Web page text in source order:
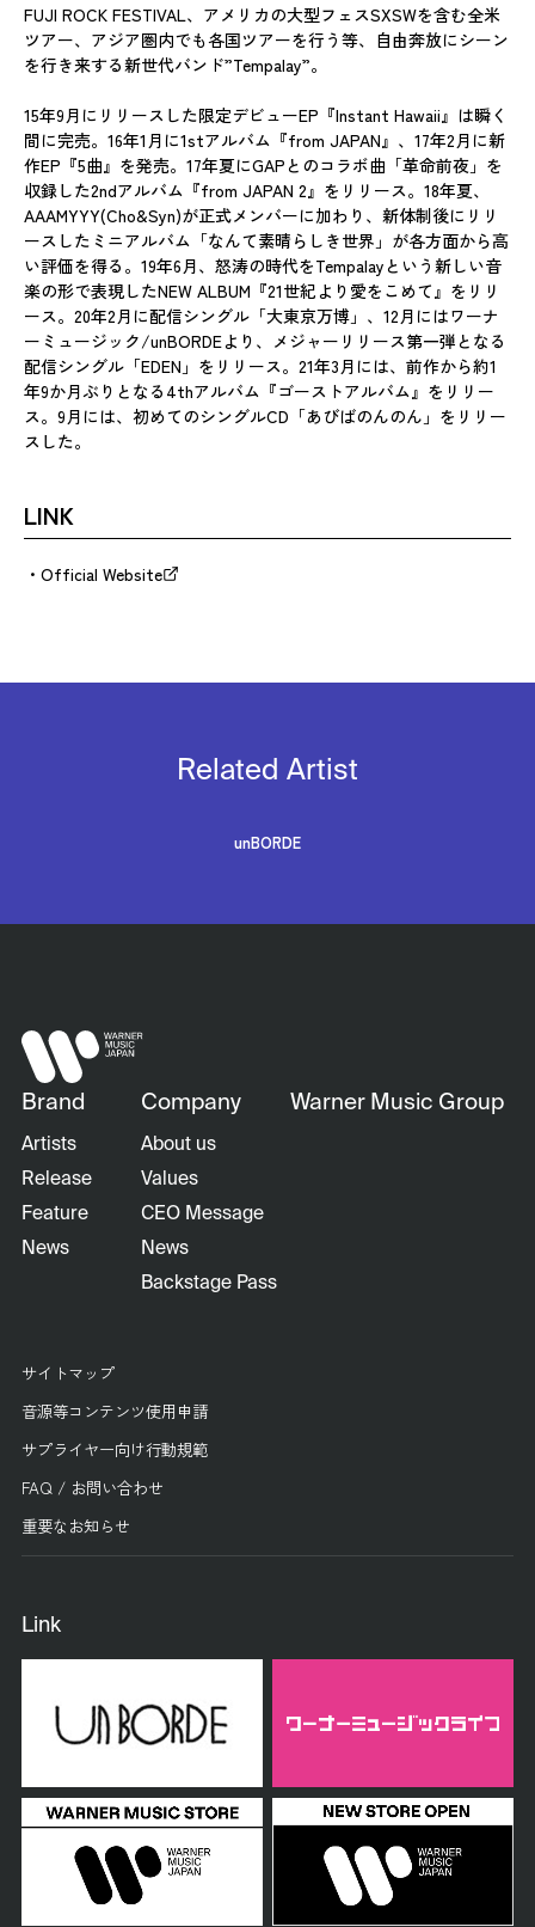
FUJI ROCK FESTIVAL、アメリカの大型フェスSXSWを含む全米
ツアー、アジア圏内でも各国ツアーを行う等、自由奔放にシーン
を行き来する新世代バンド”Tempalay”。
15年9月にリリースした限定デビューEP『Instant Hawaii』は瞬く
間に完売。16年1月に1stアルバム『from JAPAN』、17年2月に新
作EP『5曲』を発売。17年夏にGAPとのコラボ曲「革命前夜」を
収録した2ndアルバム『from JAPAN 2』をリリース。18年夏、
AAAMYYY(Cho&Syn)が正式メンバーに加わり、新体制後にリリ
ースしたミニアルバム「なんて素晴らしき世界」が各方面から高
い評価を得る。19年6月、怒涛の時代をTempalayという新しい音
楽の形で表現したNEW ALBUM『21世紀より愛をこめて』をリリ
ース。20年2月に配信シングル「大東京万博」、12月にはワーナ
ーミュージック/unBORDEより、メジャーリリース第一弾となる
配信シングル「EDEN」をリリース。21年3月には、前作から約1
年9か月ぶりとなる4thアルバム『ゴーストアルバム』をリリー
ス。9月には、初めてのシングルCD「あびばのんのん」をリリー
スした。
LINK
Official Website
Related Artist
unBORDE
Brand
Artists
Release
Feature
News
Company
About us
Values
CEO Message
News
Backstage Pass
Warner Music Group
サイトマップ
音源等コンテンツ使用申請
サプライヤー向け行動規範
FAQ / お問い合わせ
重要なお知らせ
Link